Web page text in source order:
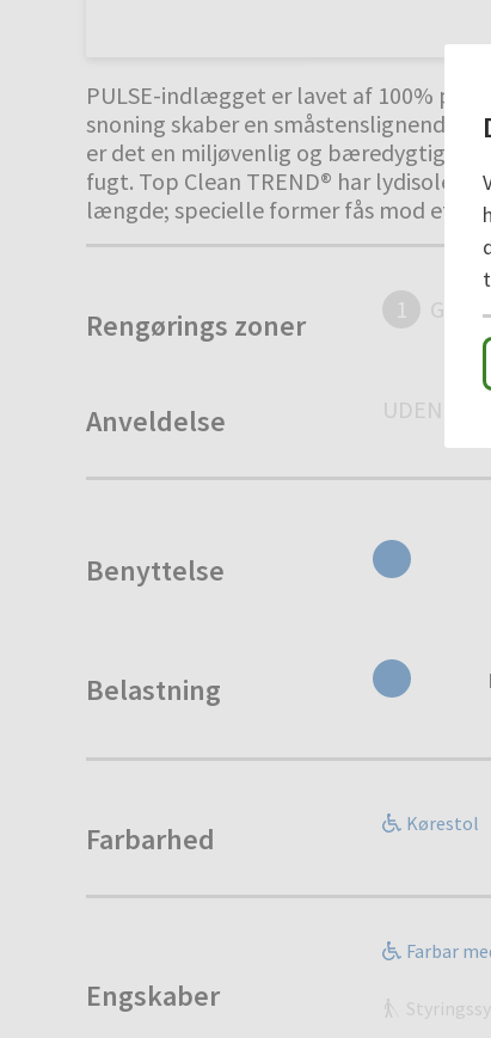
PULSE-indlægget er lavet af 100%
snoning skaber en småstenslignende
er det en miljøvenlig og bæredygtig
fugt. Top Clean TREND® har
længde; specielle former fås mod et
Rengørings zoner 1
Anveldelse UDENDØRS
Benyttelse
Belastning
Farbarhed Kørestol
Engskaber
Farbar